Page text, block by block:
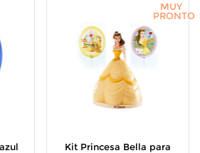
Kit Princesa Bella para
MUY
PRONTO